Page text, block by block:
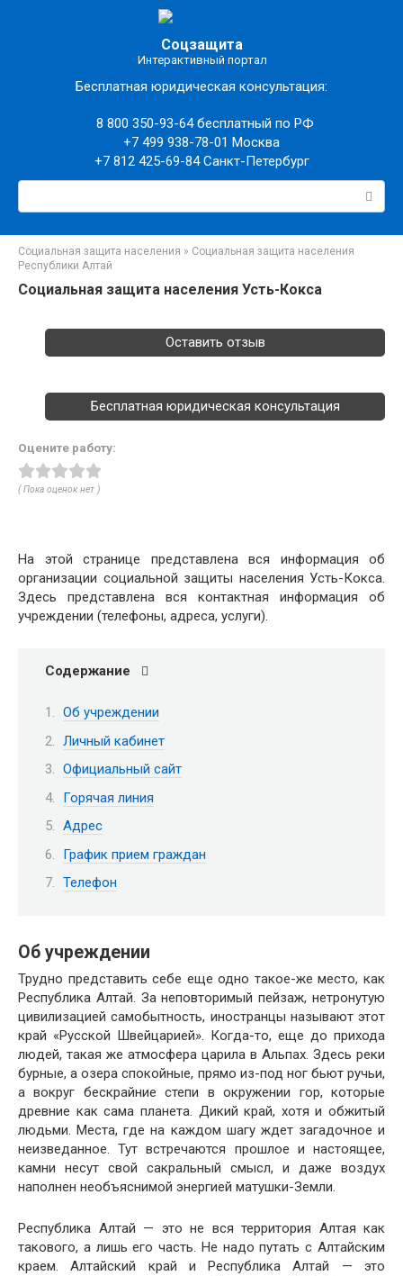
Соцзащита
Интерактивный портал
Бесплатная юридическая консультация:
8 800 350-93-64бесплатный по РФ
+7 499 938-78-01 Москва
+7 812 425-69-84Санкт-Петербург
Социальная защита населения » Социальная защита населения
Республики Алтай
Социальная защита населения Усть-Кокса
Оставить отзыв
Бесплатная юридическая консультация
Оцените работу:
( Пока оценок нет )
На этой странице представлена вся информация об
организации социальной защиты населения Усть-Кокса.
Здесь представлена вся контактная информация об
учреждении (телефоны, адреса, услуги).
Содержание
Об учреждении
Личный кабинет
Официальный сайт
Горячая линия
Адрес
График прием граждан
Телефон
Об учреждении
Трудно представить себе еще одно такое-же место, как
Республика Алтай. За неповторимый пейзаж, нетронутую
цивилизацией самобытность, иностранцы называют этот
край «Русской Швейцарией». Когда-то, еще до прихода
людей, такая же атмосфера царила в Альпах. Здесь реки
бурные, а озера спокойные, прямо из-под ног бьют ручьи,
а вокруг бескрайние степи в окружении гор, которые
древние как сама планета. Дикий край, хотя и обжитый
людьми. Места, где на каждом шагу ждет загадочное и
неизведанное. Тут встречаются прошлое и настоящее,
камни несут свой сакральный смысл, и даже воздух
наполнен необъяснимой энергией матушки-Земли.
Республика Алтай — это не вся территория Алтая как
такового, а лишь его часть. Не надо путать с Алтайским
краем. Алтайский край и Республика Алтай — это